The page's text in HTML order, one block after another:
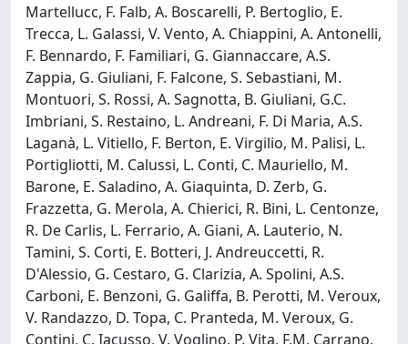
Martellucc, F. Falb, A. Boscarelli, P. Bertoglio, E.
Trecca, L. Galassi, V. Vento, A. Chiappini, A. Antonelli,
F. Bennardo, F. Familiari, G. Giannaccare, A.S.
Zappia, G. Giuliani, F. Falcone, S. Sebastiani, M.
Montuori, S. Rossi, A. Sagnotta, B. Giuliani, G.C.
Imbriani, S. Restaino, L. Andreani, F. Di Maria, A.S.
Laganà, L. Vitiello, F. Berton, E. Virgilio, M. Palisi, L.
Portigliotti, M. Calussi, L. Conti, C. Mauriello, M.
Barone, E. Saladino, A. Giaquinta, D. Zerb, G.
Frazzetta, G. Merola, A. Chierici, R. Bini, L. Centonze,
R. De Carlis, L. Ferrario, A. Giani, A. Lauterio, N.
Tamini, S. Corti, E. Botteri, J. Andreuccetti, R.
D'Alessio, G. Cestaro, G. Clarizia, A. Spolini, A.S.
Carboni, E. Benzoni, G. Galiffa, B. Perotti, M. Veroux,
V. Randazzo, D. Topa, C. Pranteda, M. Veroux, G.
Contini, C. Iacusso, V. Voglino, P. Vita, F.M. Carrano,